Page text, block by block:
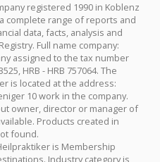
registered 1990 in Koblenz
complete range of reports and
data, facts, analysis and
Full name company:
assigned to the tax number
HRB - HRB 757064. The
is located at the address:
10 work in the company.
owner, director or manager of
Products created in
found.
is Membership
Industry category is